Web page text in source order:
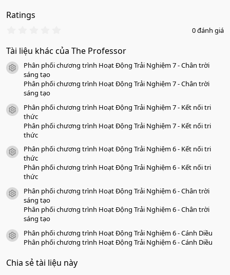
Ratings
0
0
a
0 đánh giá
Tài liệu khác của The Professor
icon tài liệu
Phân phối chương trình Hoạt Động Trải Nghiệm 7 - Chân trời
sáng tạo
Phân phối chương trình Hoạt Động Trải Nghiệm 7 - Chân trời
sáng tạo
icon tài liệu
Phân phối chương trình Hoạt Động Trải Nghiệm 7 - Kết nối tri
thức
Phân phối chương trình Hoạt Động Trải Nghiệm 7 - Kết nối tri
thức
icon tài liệu
Phân phối chương trình Hoạt Động Trải Nghiệm 6 - Kết nối tri
thức
Phân phối chương trình Hoạt Động Trải Nghiệm 6 - Kết nối tri
thức
icon tài liệu
Phân phối chương trình Hoạt Động Trải Nghiệm 6 - Chân trời
sáng tạo
Phân phối chương trình Hoạt Động Trải Nghiệm 6 - Chân trời
sáng tạo
icon tài liệu
Phân phối chương trình Hoạt Động Trải Nghiệm 6 - Cánh Diều
Phân phối chương trình Hoạt Động Trải Nghiệm 6 - Cánh Diều
Chia sẻ tài liệu này